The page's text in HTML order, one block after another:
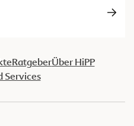
RatgeberÜber HiPP
Services